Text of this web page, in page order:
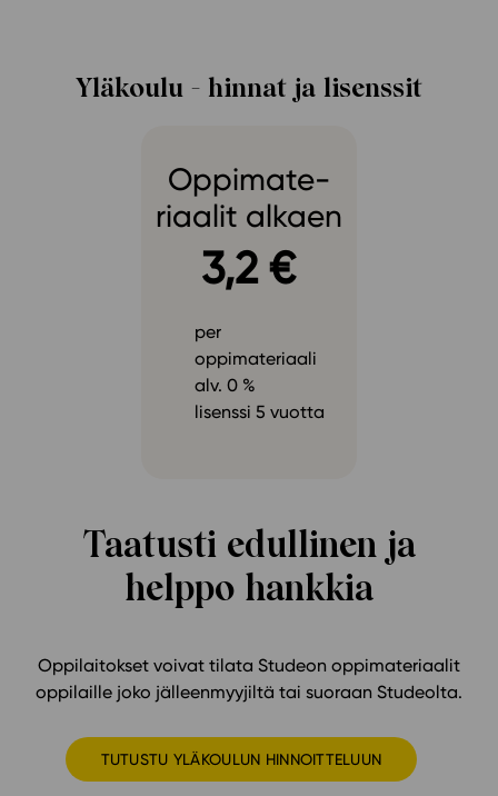
Yläkoulu - hinnat ja lisenssit
Oppimate­
riaalit alkaen
3,2 €
per
oppimateriaali
alv. 0 %
lisenssi 5 vuotta
Taatusti edullinen ja
helppo hankkia
Oppilaitokset voivat tilata Studeon oppimateriaalit
oppilaille joko jälleenmyyjiltä tai suoraan Studeolta.
TUTUSTU YLÄKOULUN HINNOITTELUUN